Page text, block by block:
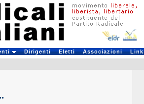
Dirigenti Eletti Associazioni Link